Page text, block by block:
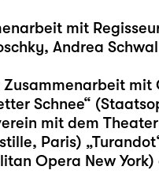
mit
Andrea
Zusammenarbeit
Schnee“
mit dem
Paris)
Opera New